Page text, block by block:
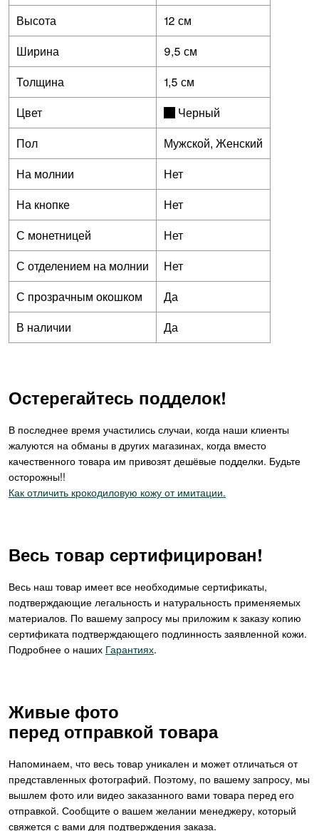
Высота
12 см
Ширина
9,5 см
Толщина
1,5 см
Цвет
Черный
Пол
Мужской, Женский
На молнии
Нет
На кнопке
Нет
С монетницей
Нет
С отделением на молнии
Нет
С прозрачным окошком
Да
В наличии
Да
Остерегайтесь подделок!
В последнее время участились случаи, когда наши клиенты
жалуются на обманы в других магазинах, когда вместо
качественного товара им привозят дешёвые подделки. Будьте
осторожны!!
Как отличить крокодиловую кожу от имитации.
Весь товар сертифицирован!
Весь наш товар имеет все необходимые сертификаты,
подтверждающие легальность и натуральность применяемых
материалов. По вашему запросу мы приложим к заказу копию
сертификата подтверждающего подлинность заявленной кожи.
Подробнее о наших Гарантиях.
Живые фото
перед отправкой товара
Напоминаем, что весь товар уникален и может отличаться от
представленных фотографий. Поэтому, по вашему запросу, мы
вышлем фото или видео заказанного вами товара перед его
отправкой. Сообщите о вашем желании менеджеру, который
свяжется с вами для подтверждения заказа.